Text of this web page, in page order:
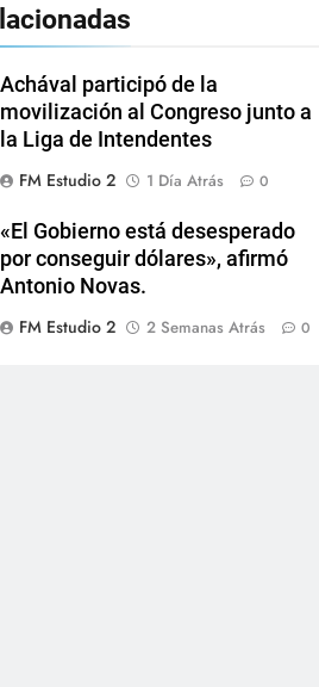
Achával participó de la
movilización al Congreso junto a
la Liga de Intendentes
FM Estudio 2
1 Día Atrás 0
«El Gobierno está desesperado
por conseguir dólares», afirmó
Antonio Novas.
FM Estudio 2
2 Semanas Atrás 0